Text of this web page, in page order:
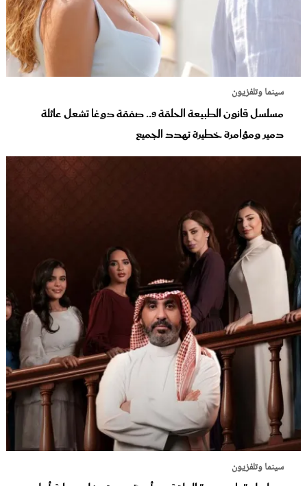
سينما وتلفزيون
مسلسل قانون الطبيعة الحلقة 9.. صفقة دوغا تشعل عائلة
دمير ومؤامرة خطيرة تهدد الجميع
سينما وتلفزيون